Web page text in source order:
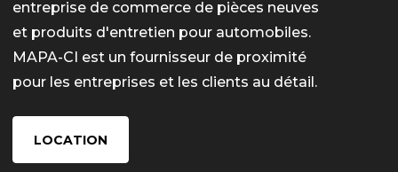
entreprise de commerce de pièces neuves
et produits d'entretien pour automobiles.
MAPA-CI est un fournisseur de proximité
pour les entreprises et les clients au détail.
LOCATION